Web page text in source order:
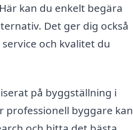
kan du enkelt begära
Det ger dig också
och kvalitet du
på byggställning i
professionell byggare kan